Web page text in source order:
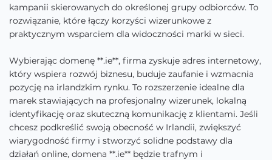
kampanii skierowanych do określonej grupy odbiorców. To
rozwiązanie, które łączy korzyści wizerunkowe z
praktycznym wsparciem dla widoczności marki w sieci.
Wybierając domenę **.ie**, firma zyskuje adres internetowy,
który wspiera rozwój biznesu, buduje zaufanie i wzmacnia
pozycję na irlandzkim rynku. To rozszerzenie idealne dla
marek stawiających na profesjonalny wizerunek, lokalną
identyfikację oraz skuteczną komunikację z klientami. Jeśli
chcesz podkreślić swoją obecność w Irlandii, zwiększyć
wiarygodność firmy i stworzyć solidne podstawy dla
działań online, domena **.ie** będzie trafnym i